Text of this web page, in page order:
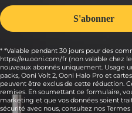
* *Valable pendant 30 jours pour des
https://eu.ooni.com/fr (non valable chez
nouveaux abonnés uniquement. Usage
packs, Ooni Volt 2, Ooni Halo Pro et
peuvent être exclus de cette réduction.
remises. En soumettant ce formulaire,
marketing et que vos données soient
sécurité avec nous, consultez nos